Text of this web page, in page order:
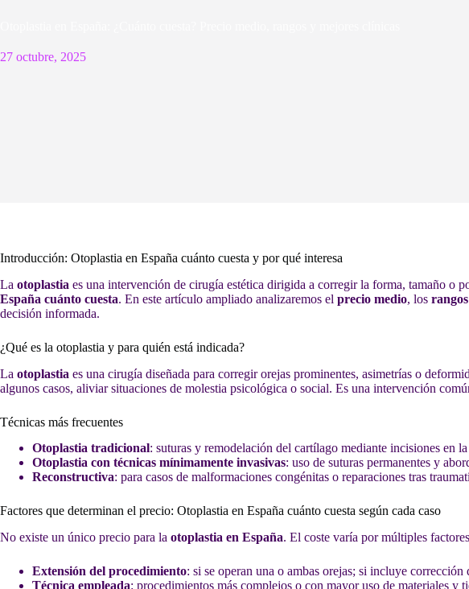
27 octubre, 2025
Introducción: Otoplastia en España cuánto cuesta y por qué interesa
La otoplastia es una intervención de cirugía estética dirigida a corregir la forma, tamaño o
España cuánto cuesta. En este artículo ampliado analizaremos el precio medio, los rangos
decisión informada.
¿Qué es la otoplastia y para quién está indicada?
La otoplastia es una cirugía diseñada para corregir orejas prominentes, asimetrías o
algunos casos, aliviar situaciones de molestia psicológica o social. Es una intervención
Técnicas más frecuentes
Otoplastia tradicional: suturas y remodelación del cartílago mediante incisiones en
Otoplastia con técnicas mínimamente invasivas: uso de suturas permanentes y
Reconstructiva: para casos de malformaciones congénitas o reparaciones tras
Factores que determinan el precio: Otoplastia en España cuánto cuesta según cada caso
No existe un único precio para la otoplastia en España. El coste varía por múltiples
Extensión del procedimiento: si se operan una o ambas orejas; si incluye
Técnica empleada: procedimientos más complejos o con mayor uso de materiales y